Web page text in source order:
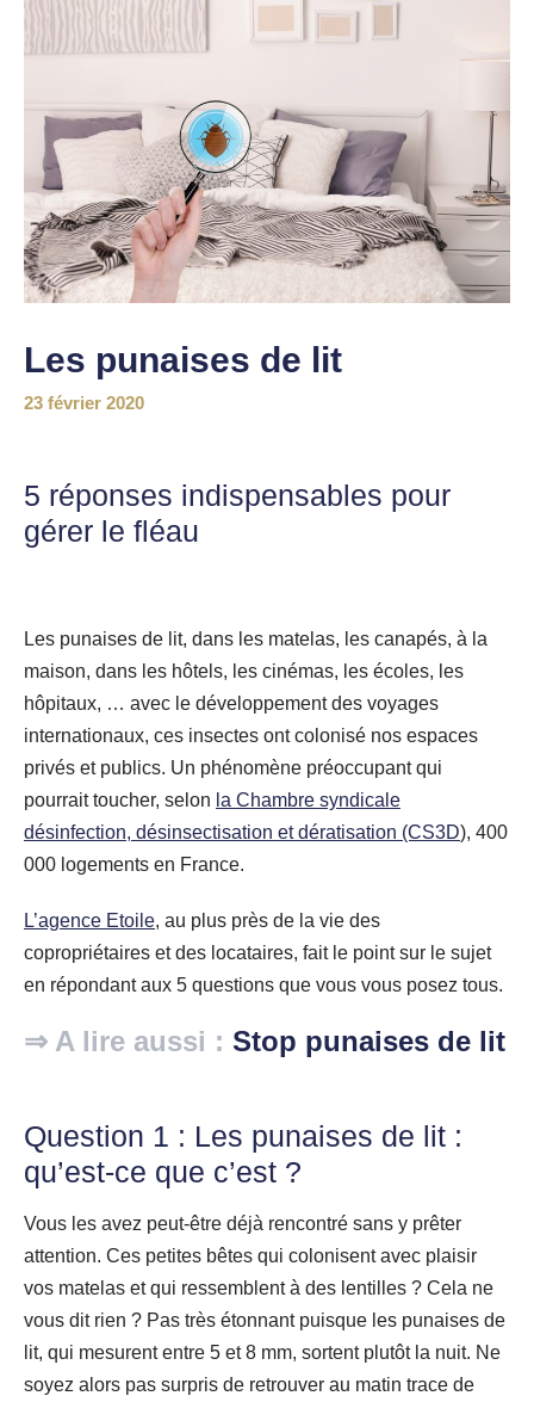
Les punaises de lit
23 février 2020
5 réponses indispensables pour
gérer le fléau
Les punaises de lit, dans les matelas, les canapés, à la
maison, dans les hôtels, les cinémas, les écoles, les
hôpitaux, … avec le développement des voyages
internationaux, ces insectes ont colonisé nos espaces
privés et publics. Un phénomène préoccupant qui
pourrait toucher, selon la Chambre syndicale
désinfection, désinsectisation et dératisation (CS3D), 400
000 logements en France.
L’agence Etoile, au plus près de la vie des
copropriétaires et des locataires, fait le point sur le sujet
en répondant aux 5 questions que vous vous posez tous.
⇒ A lire aussi : Stop punaises de lit
Question 1 : Les punaises de lit :
qu’est-ce que c’est ?
Vous les avez peut-être déjà rencontré sans y prêter
attention. Ces petites bêtes qui colonisent avec plaisir
vos matelas et qui ressemblent à des lentilles ? Cela ne
vous dit rien ? Pas très étonnant puisque les punaises de
lit, qui mesurent entre 5 et 8 mm, sortent plutôt la nuit. Ne
soyez alors pas surpris de retrouver au matin trace de